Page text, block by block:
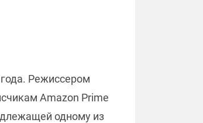
Режиссером
Amazon Prime
одному из